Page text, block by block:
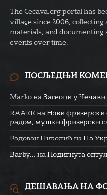
The Cecava.org portal has
village since 2006,
materials, and documenting
events over time.
ПОСЉЕДЊИ
Marko на Засеоци у Чечави
RAARR на Нови фризерски
радом, мушки фризерски
Радован Николић на На
Barby... на Подигнута
ДЕШАВАЊА НА